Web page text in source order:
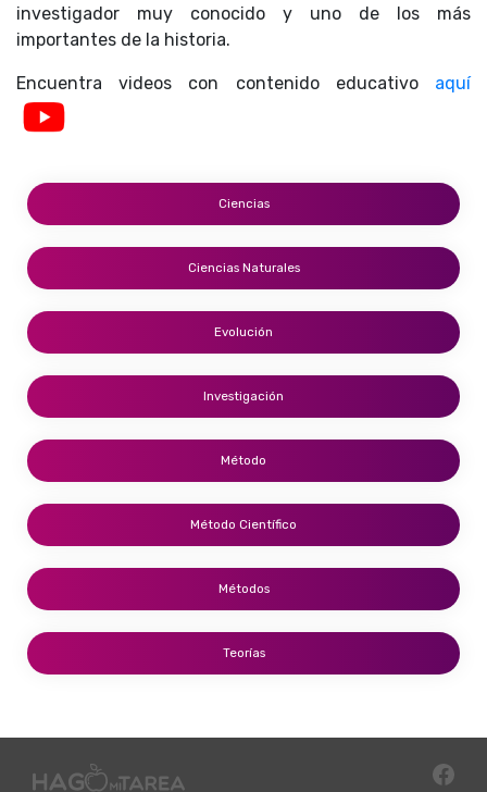
investigador muy conocido y uno de los más
importantes de la historia.
Encuentra videos con contenido educativo aquí
Ciencias
Ciencias Naturales
Evolución
Investigación
Método
Método Científico
Métodos
Teorías